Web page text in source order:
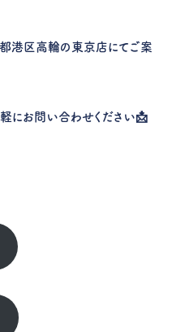
港区高輪の東京店にてご案
にお問い合わせください📩